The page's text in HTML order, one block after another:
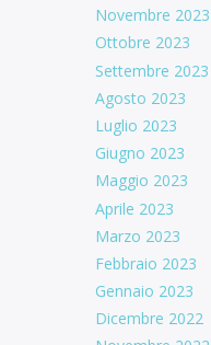
Novembre 2023
Ottobre 2023
Settembre 2023
Agosto 2023
Luglio 2023
Giugno 2023
Maggio 2023
Aprile 2023
Marzo 2023
Febbraio 2023
Gennaio 2023
Dicembre 2022